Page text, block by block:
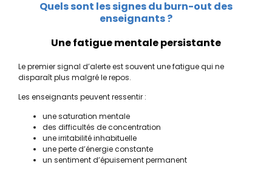
Quels sont les signes du burn-out des
enseignants ?
Une fatigue mentale persistante
Le premier signal d’alerte est souvent une fatigue qui ne
disparaît plus malgré le repos.
Les enseignants peuvent ressentir :
une saturation mentale
des difficultés de concentration
une irritabilité inhabituelle
une perte d’énergie constante
un sentiment d’épuisement permanent